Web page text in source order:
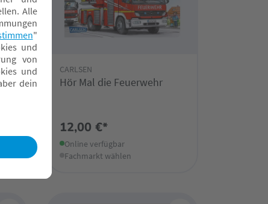
CARLSEN
Hör Mal die Feuerwehr
12,00 €*
Online verfügbar
Fachmarkt wählen